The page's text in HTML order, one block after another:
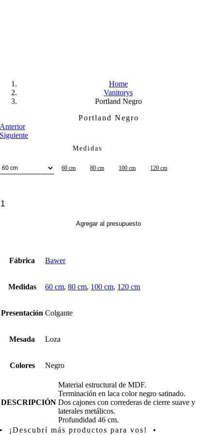
Home
Vanitorys
Portland Negro
Portland Negro
Anterior
Siguiente
Medidas
60 cm 80 cm 100 cm 120 cm
Agregar al presupuesto
Fábrica Bawer
Medidas 60 cm,80 cm, 100 cm, 120 cm
Presentación Colgante
Mesada Loza
Colores Negro
DESCRIPCIÓN
Material estructural de MDF.
Terminación en laca color negro satinado.
Dos cajones con correderas de cierre suave y
laterales metálicos.
Profundidad 46 cm.
• ¡Descubrí más productos para vos! •